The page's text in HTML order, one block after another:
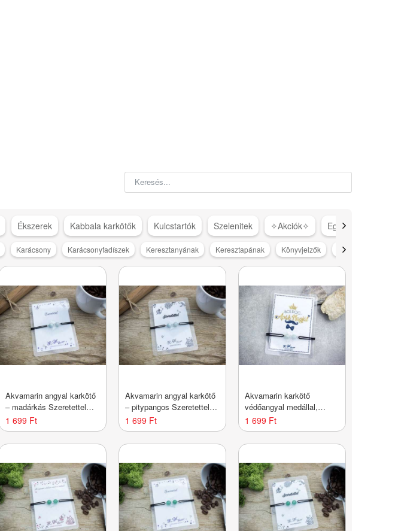
Ékszerek Kabbala karkötők Kulcstartók Szelenitek ✧Akciók✧ Egyéb
Karácsony Karácsonyfadíszek Keresztanyának Keresztapának Könyvjelzők Köszönöm
Akvamarin angyal karkötő
– madárkás Szeretettel
kártyával
1 699 Ft
Akvamarin angyal karkötő
– pitypangos Szeretettel
kártyával
1 699 Ft
Akvamarin karkötő
védőangyal medállal,
állítható – apák napi
ajándék apának,
keresztapának, kék
1 699 Ft